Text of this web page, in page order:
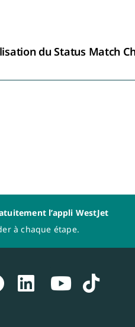
du Status Match
l’appli WestJet
à chaque étape.